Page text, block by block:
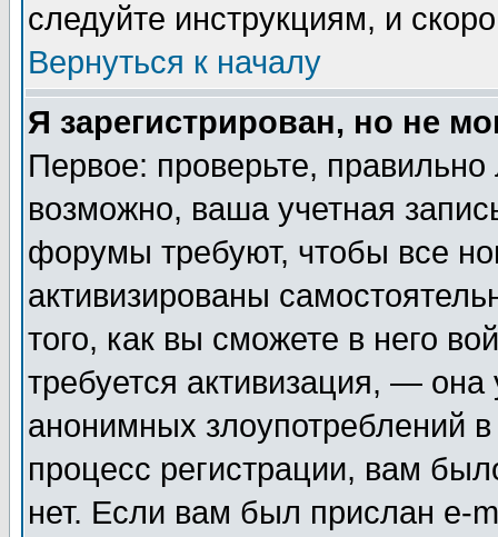
следуйте инструкциям, и
Вернуться к началу
Я зарегистрирован, но не
Первое: проверьте,
возможно, ваша учетная
форумы требуют, чтобы все
активизированы
того, как вы сможете в него
требуется активизация, —
анонимных злоупотреблений
процесс регистрации, вам
нет. Если вам был прислан e-